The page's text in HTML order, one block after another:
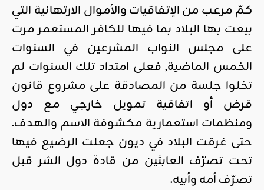
كمّ مرعب من الإتفاقيات والأموال الارتهانية التي
بيعت بها البلاد بما فيها للكافر المستعمر مرت
على مجلس النواب المشرعين في السنوات
الخمس الماضية, فعلى امتداد تلك السنوات لم
تخلوا جلسة من المصادقة على مشروع قانون
قرض أو اتفاقية تمويل خارجي مع دول
ومنظمات استعمارية مكشوفة الاسم والهدف.
حتى غرقت البلاد في ديون جعلت الرضيع فيها
تحت تصرّف العابثين من قادة دول الشر قبل
تصرّف أمه وأبيه.